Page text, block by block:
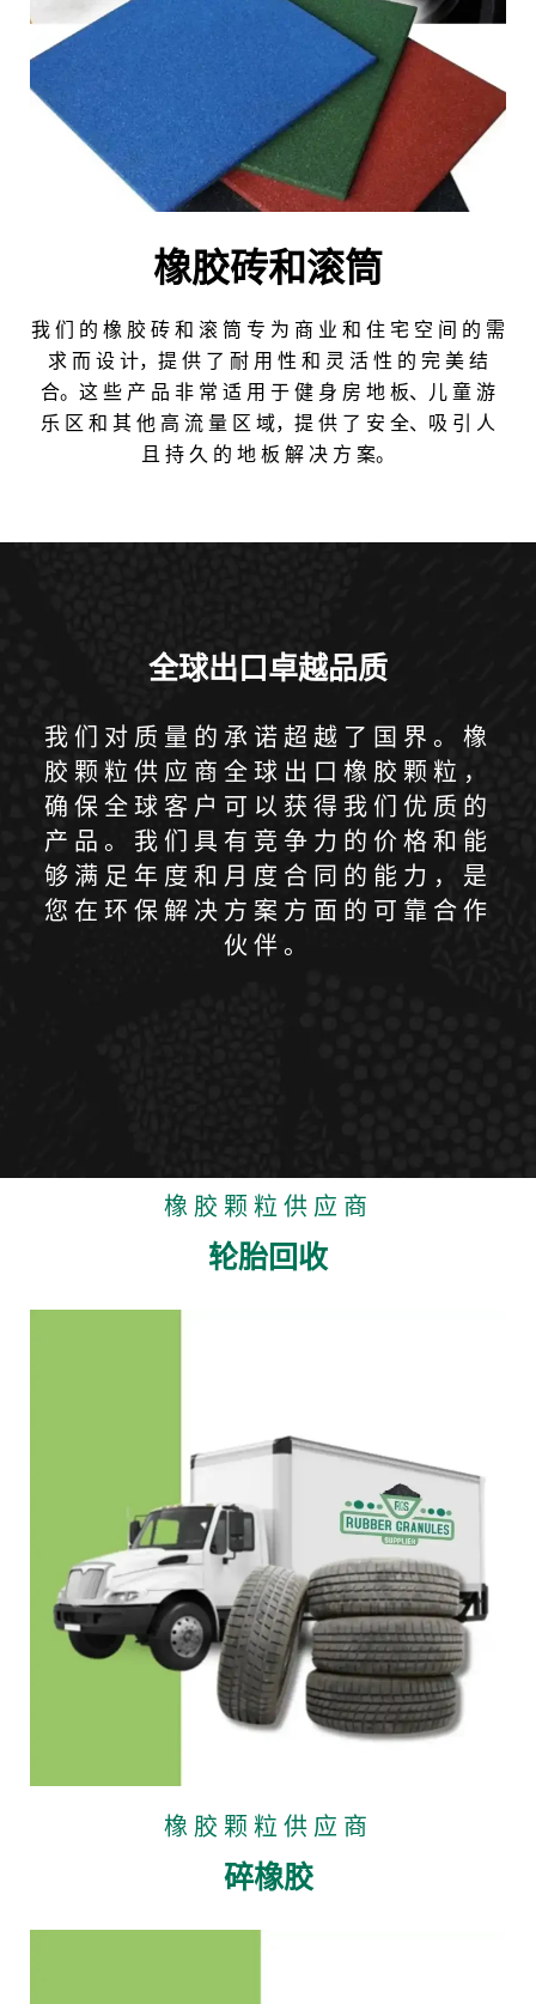
橡胶砖和滚筒
我 们 的 橡 胶 砖 和 滚 筒 专 为 商 业 和 住 宅 空 间 的 需
求 而 设 计，提 供 了 耐 用 性 和 灵 活 性 的 完 美 结
合。这 些 产 品 非 常 适 用 于 健 身 房 地 板、儿 童 游
乐 区 和 其 他 高 流 量 区 域，提 供 了 安 全、吸 引 人
且 持 久 的 地 板 解 决 方 案。
全球出口卓越品质
我们对质量的承诺超越了国界。橡
胶颗粒供应商全球出口橡胶颗粒，
确保全球客户可以获得我们优质的
产品。我们具有竞争力的价格和能
够满足年度和月度合同的能力，是
您在环保解决方案方面的可靠合作
伙伴。
橡胶颗粒供应商
轮胎回收
橡胶颗粒供应商
碎橡胶